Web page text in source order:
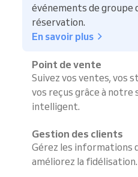
événements de groupe
réservation.
En savoir plus
Point de vente
Suivez vos ventes, vos
vos reçus grâce à notre
intelligent.
Gestion des clients
Gérez les informations
améliorez la fidélisation.